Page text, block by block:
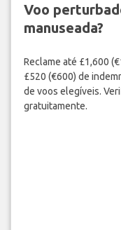
Voo
manuseada?
Reclame até £1,600
£520 (€600) de
de voos elegíveis.
gratuitamente.